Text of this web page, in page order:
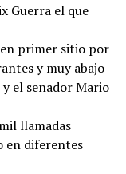
Guerra el que
en primer sitio por
y muy abajo
el senador Mario
llamadas
en diferentes